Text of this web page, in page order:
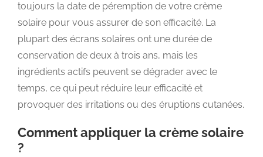
toujours la date de péremption de votre crème
solaire pour vous assurer de son efficacité. La
plupart des écrans solaires ont une durée de
conservation de deux à trois ans, mais les
ingrédients actifs peuvent se dégrader avec le
temps, ce qui peut réduire leur efficacité et
provoquer des irritations ou des éruptions cutanées.
Comment appliquer la crème solaire
?